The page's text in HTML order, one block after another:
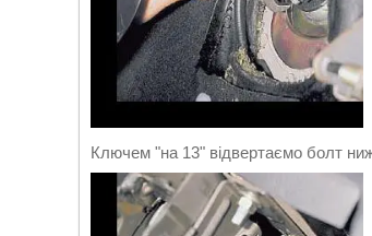
Ключем "на 13" відвертаємо болт